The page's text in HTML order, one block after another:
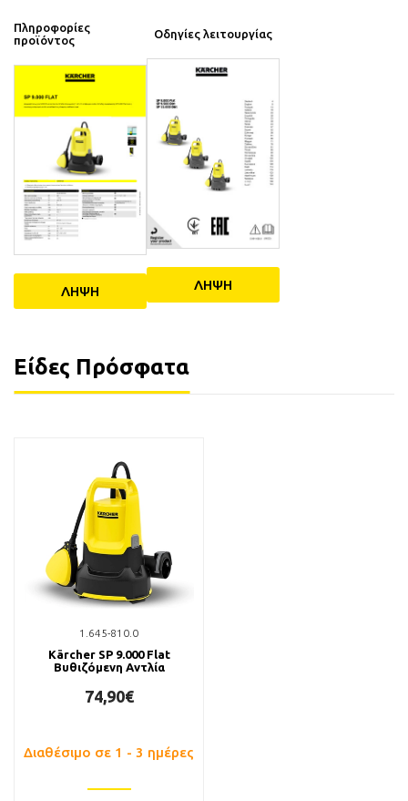
Πληροφορίες
προϊόντος
ΛΗΨΗ
Οδηγίες λειτουργίας
ΛΗΨΗ
Είδες Πρόσφατα
1.645-810.0
Kärcher SP 9.000 Flat
Βυθιζόμενη Αντλία
74,90€
Διαθέσιμο σε 1 - 3 ημέρες